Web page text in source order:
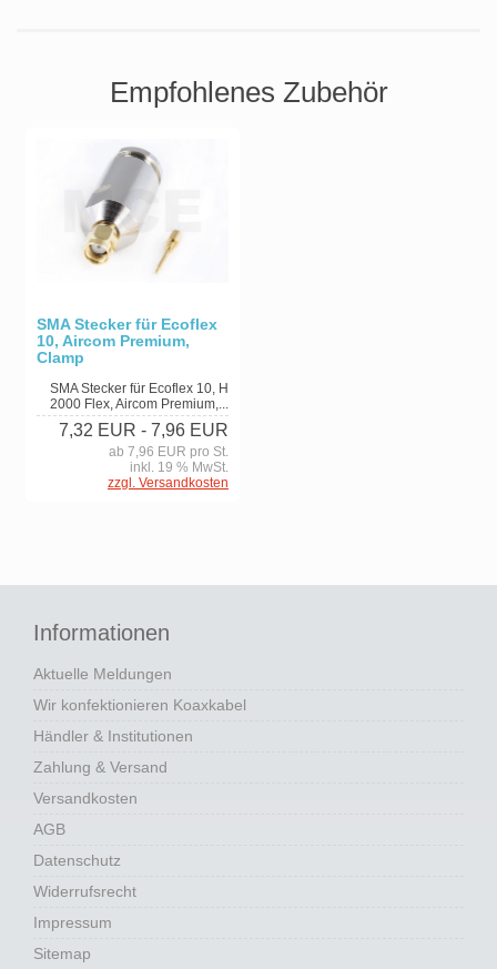
Empfohlenes Zubehör
SMA Stecker für Ecoflex
10, Aircom Premium,
Clamp
SMA Stecker für Ecoflex 10, H
2000 Flex, Aircom Premium,...
7,32 EUR - 7,96 EUR
ab 7,96 EUR pro St.
inkl. 19 % MwSt.
zzgl. Versandkosten
Informationen
Aktuelle Meldungen
Wir konfektionieren Koaxkabel
Händler & Institutionen
Zahlung & Versand
Versandkosten
AGB
Datenschutz
Widerrufsrecht
Impressum
Sitemap